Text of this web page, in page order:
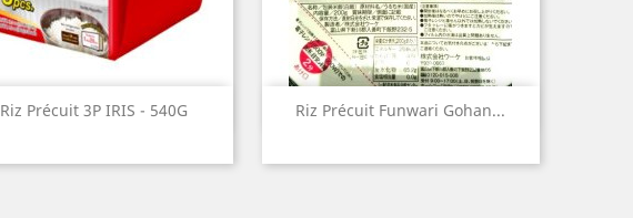
Riz Précuit 3P IRIS - 540G
Aperçu rapide Riz Précuit Funwari Gohan...
Aperçu rapide